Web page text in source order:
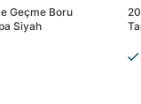
Geçme Boru
Siyah